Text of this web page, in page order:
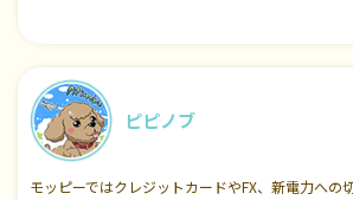
ピピノブ
モッピーではクレジットカードやFX、新電力への